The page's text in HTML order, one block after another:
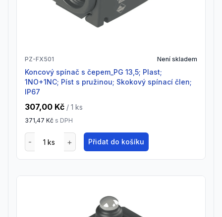
PZ-FX501 Není skladem
Koncový spínač s čepem_PG 13,5; Plast;
1NO+1NC; Píst s pružinou; Skokový spínací člen;
IP67
307,00 Kč / 1 ks
371,47 Kč s DPH
Přidat do košíku